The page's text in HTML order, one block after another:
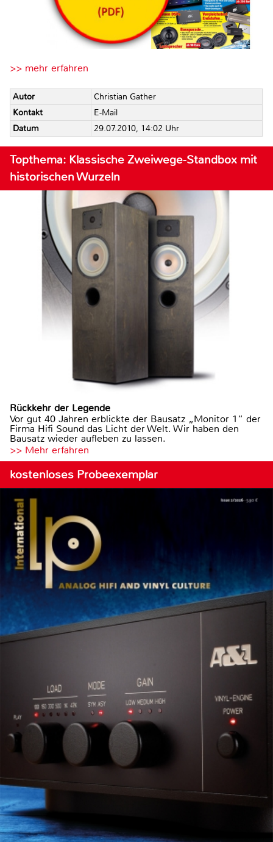
>> mehr erfahren
Autor
Christian Gather
Kontakt
E-Mail
Datum
29.07.2010, 14:02 Uhr
Topthema: Klassische Zweiwege-Standbox mit
historischen Wurzeln
Rückkehr der Legende
Vor gut 40 Jahren erblickte der Bausatz „Monitor 1“ der
Firma Hifi Sound das Licht der Welt. Wir haben den
Bausatz wieder aufleben zu lassen.
>> Mehr erfahren
kostenloses Probeexemplar